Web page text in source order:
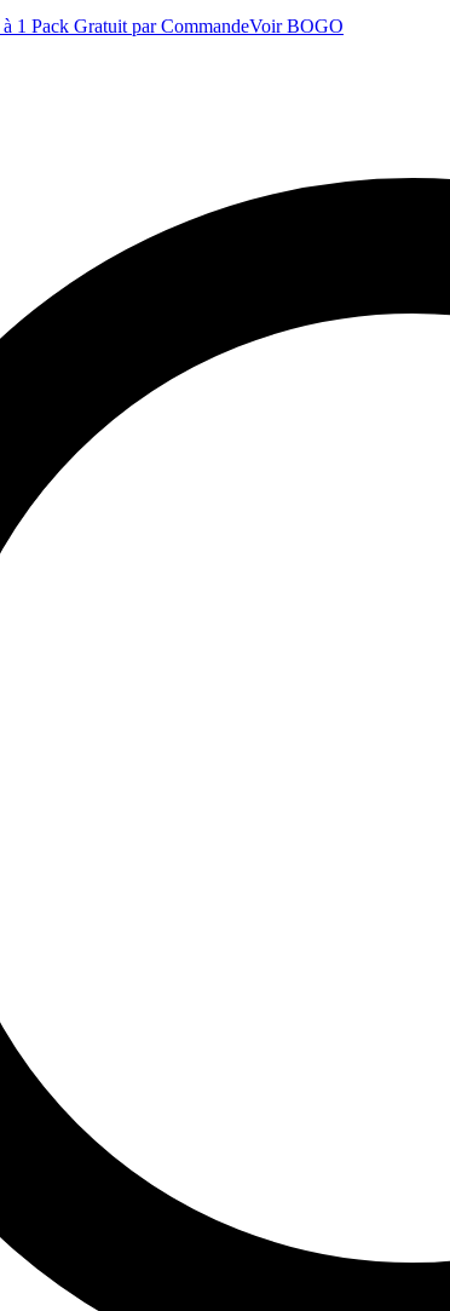
1 Pack Gratuit par CommandeVoir BOGO